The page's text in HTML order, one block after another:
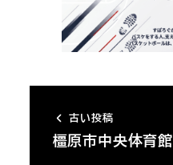
古い投稿
橿原市中央体育館